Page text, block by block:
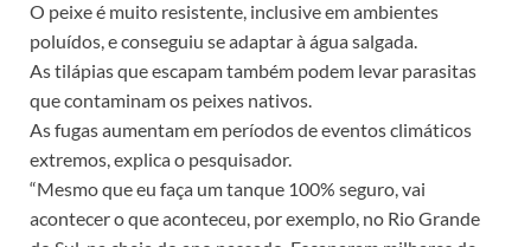
O peixe é muito resistente, inclusive em ambientes
poluídos, e conseguiu se adaptar à água salgada.
As tilápias que escapam também podem levar parasitas
que contaminam os peixes nativos.
As fugas aumentam em períodos de eventos climáticos
extremos, explica o pesquisador.
“Mesmo que eu faça um tanque 100% seguro, vai
acontecer o que aconteceu, por exemplo, no Rio Grande